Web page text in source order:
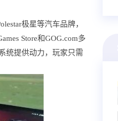
极星等汽车品牌，
Store和GOG.com多
统提供动力，玩家只需